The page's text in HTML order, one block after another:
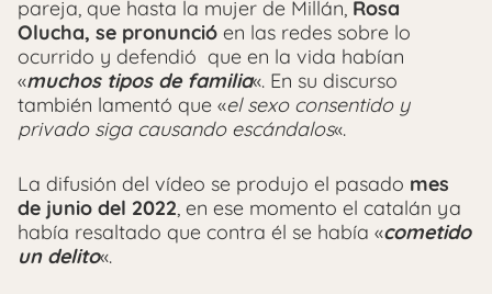
pareja, que hasta la mujer de Millán, Rosa
Olucha, se pronunció en las redes sobre lo
ocurrido y defendió que en la vida habían
«muchos tipos de familia«. En su discurso
también lamentó que «el sexo consentido y
privado siga causando escándalos«.
La difusión del vídeo se produjo el pasado mes
de junio del 2022, en ese momento el catalán ya
había resaltado que contra él se había «cometido
un delito«.